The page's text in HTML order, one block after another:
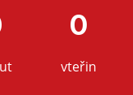
0
vteřin